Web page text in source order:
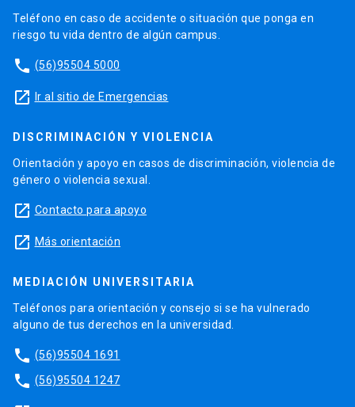
Teléfono en caso de accidente o situación que ponga en
riesgo tu vida dentro de algún campus.
phone (56)95504 5000
launch Ir al sitio de Emergencias
DISCRIMINACIÓN Y VIOLENCIA
Orientación y apoyo en casos de discriminación, violencia de
género o violencia sexual.
launch Contacto para apoyo
launch Más orientación
MEDIACIÓN UNIVERSITARIA
Teléfonos para orientación y consejo si se ha vulnerado
alguno de tus derechos en la universidad.
phone (56)95504 1691
phone (56)95504 1247